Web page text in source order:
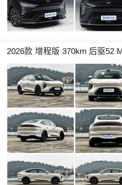
2026款 增程版 370km 后驱52